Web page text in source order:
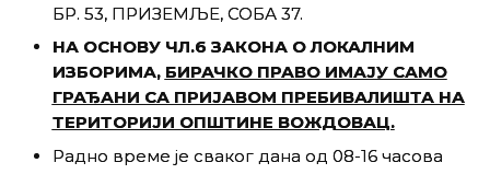
БР. 53, ПРИЗЕМЉЕ, СОБА 37.
НА ОСНОВУ ЧЛ.6 ЗАКОНА О ЛОКАЛНИМ
ИЗБОРИМА, БИРАЧКО ПРАВО ИМАЈУ САМО
ГРАЂАНИ СА ПРИЈАВОМ ПРЕБИВАЛИШТА НА
ТЕРИТОРИЈИ ОПШТИНЕ ВОЖДОВАЦ.
Радно време је сваког дана од 08-16 часова